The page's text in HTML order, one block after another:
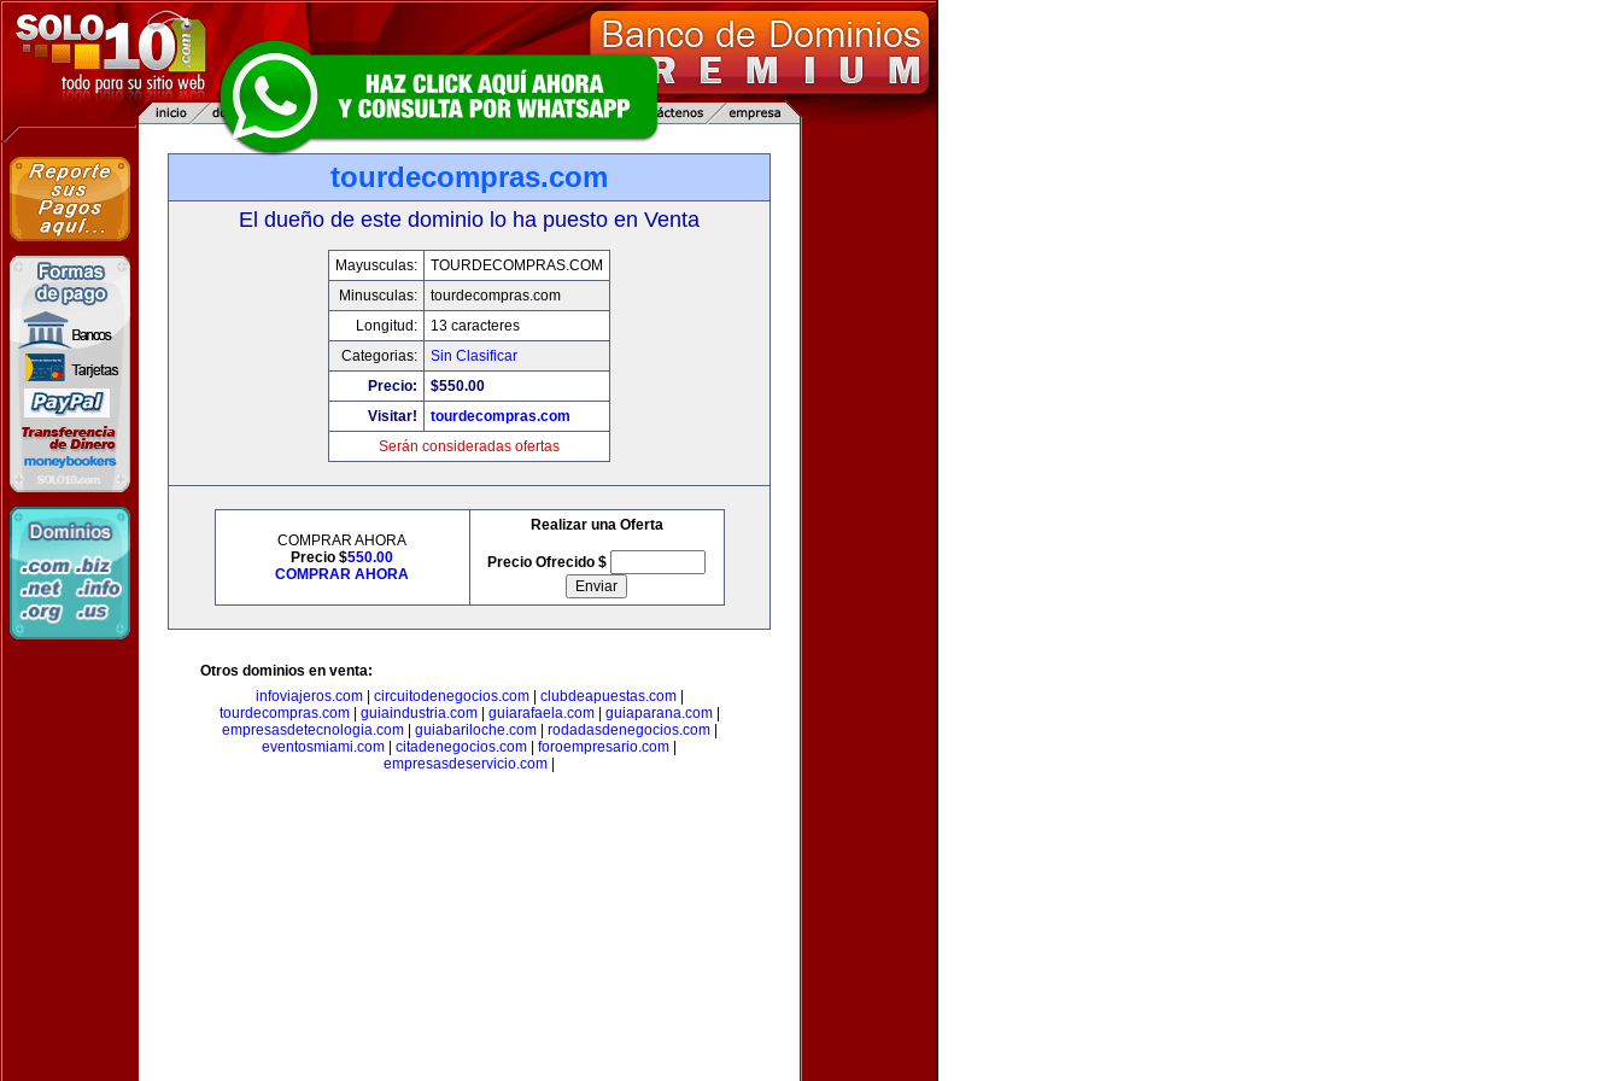
tourdecompras.com
El dueño de este dominio lo ha puesto en Venta
Mayusculas:
TOURDECOMPRAS.COM
Minusculas:
tourdecompras.com
Longitud:
13 caracteres
Categorias:
Sin Clasificar
Precio:
$550.00
Visitar!
tourdecompras.com
Serán consideradas ofertas
COMPRAR AHORA
Precio $550.00
COMPRAR AHORA
Realizar una Oferta
Precio Ofrecido $
Otros dominios en venta:
infoviajeros.com| circuitodenegocios.com| clubdeapuestas.com|
tourdecompras.com| guiaindustria.com| guiarafaela.com| guiaparana.com|
empresasdetecnologia.com| guiabariloche.com| rodadasdenegocios.com|
eventosmiami.com
citadenegocios.com foroempresario.com
empresasdeservicio.com